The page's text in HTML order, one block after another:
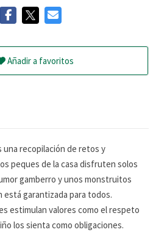
Añadir a favoritos
una recopilación de retos y
peques de la casa disfruten solos
gamberro y unos monstruitos
está garantizada para todos.
estimulan valores como el respeto
los sienta como obligaciones.